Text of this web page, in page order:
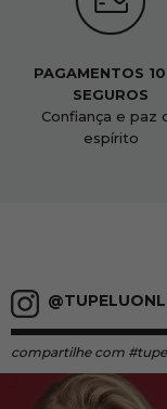
PAGAMENTOS
SEGUROS
Confiança e paz
espírito
compartilhe com